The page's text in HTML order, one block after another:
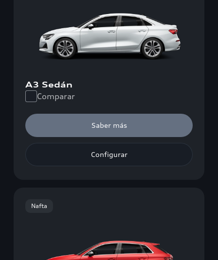
A3 Sedán
Comparar
Saber más
Configurar
Nafta